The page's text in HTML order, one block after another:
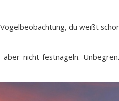
du weißt
nicht festnageln.